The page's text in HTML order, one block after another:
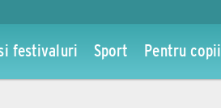
festivaluri Sport Pentru copii